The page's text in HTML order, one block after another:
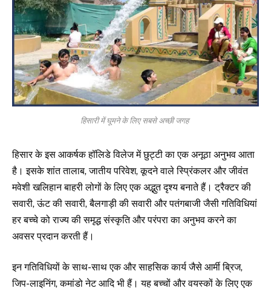
हिसारी में घूमने के लिए सबसे अच्छी जगह
हिसार के इस आकर्षक हॉलिडे विलेज में छुट्टी का एक अनूठा अनुभव आता
है। इसके शांत तालाब, जातीय परिवेश, कूदने वाले स्प्रिंकलर और जीवंत
मवेशी खलिहान बाहरी लोगों के लिए एक अद्भुत दृश्य बनाते हैं। ट्रैक्टर की
सवारी, ऊंट की सवारी, बैलगाड़ी की सवारी और पतंगबाजी जैसी गतिविधियां
हर बच्चे को राज्य की समृद्ध संस्कृति और परंपरा का अनुभव करने का
अवसर प्रदान करती हैं।
इन गतिविधियों के साथ-साथ एक और साहसिक कार्य जैसे आर्मी ब्रिज,
जिप-लाइनिंग, कमांडो नेट आदि भी हैं। यह बच्चों और वयस्कों के लिए एक